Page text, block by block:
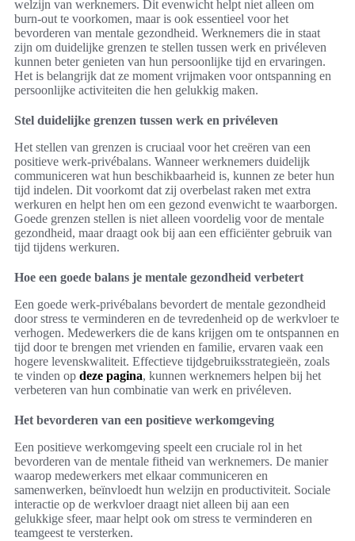
welzijn van werknemers. Dit evenwicht helpt niet alleen om
burn-out te voorkomen, maar is ook essentieel voor het
bevorderen van mentale gezondheid. Werknemers die in staat
zijn om duidelijke grenzen te stellen tussen werk en privéleven
kunnen beter genieten van hun persoonlijke tijd en ervaringen.
Het is belangrijk dat ze moment vrijmaken voor ontspanning en
persoonlijke activiteiten die hen gelukkig maken.
Stel duidelijke grenzen tussen werk en privéleven
Het stellen van grenzen is cruciaal voor het creëren van een
positieve werk-privébalans. Wanneer werknemers duidelijk
communiceren wat hun beschikbaarheid is, kunnen ze beter hun
tijd indelen. Dit voorkomt dat zij overbelast raken met extra
werkuren en helpt hen om een gezond evenwicht te waarborgen.
Goede grenzen stellen is niet alleen voordelig voor de mentale
gezondheid, maar draagt ook bij aan een efficiënter gebruik van
tijd tijdens werkuren.
Hoe een goede balans je mentale gezondheid verbetert
Een goede werk-privébalans bevordert de mentale gezondheid
door stress te verminderen en de tevredenheid op de werkvloer te
verhogen. Medewerkers die de kans krijgen om te ontspannen en
tijd door te brengen met vrienden en familie, ervaren vaak een
hogere levenskwaliteit. Effectieve tijdgebruiksstrategieën, zoals
te vinden op deze pagina, kunnen werknemers helpen bij het
verbeteren van hun combinatie van werk en privéleven.
Het bevorderen van een positieve werkomgeving
Een positieve werkomgeving speelt een cruciale rol in het
bevorderen van de mentale fitheid van werknemers. De manier
waarop medewerkers met elkaar communiceren en
samenwerken, beïnvloedt hun welzijn en productiviteit. Sociale
interactie op de werkvloer draagt niet alleen bij aan een
gelukkige sfeer, maar helpt ook om stress te verminderen en
teamgeest te versterken.